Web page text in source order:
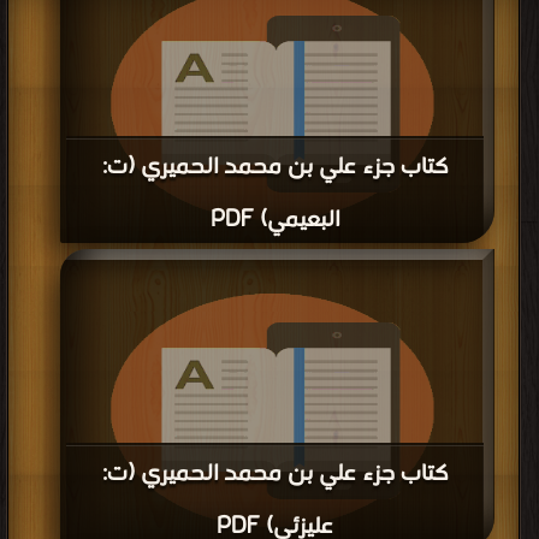
كتاب جزء علي بن محمد الحميري (ت:
البعيمي) PDF
قراءة و تحميل كتاب كتاب جزء علي بن محمد الحميري (ت: البعيمي) PDF مجانا |
| التحميل : مرة/مرات
كتاب جزء علي بن محمد الحميري (ت:
عليزئي) PDF